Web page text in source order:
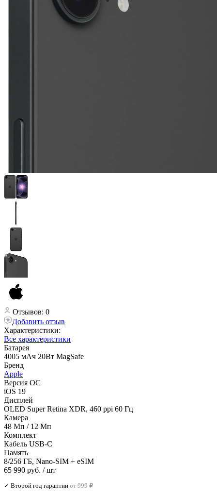
Отзывов: 0
Добавить отзыв
Характеристики:
Все характеристики
Батарея
4005 мАч 20Вт MagSafe
Бренд
Apple
Версия ОС
iOS 19
Дисплей
OLED Super Retina XDR, 460 ppi 60 Гц
Камера
48 Мп / 12 Мп
Комплект
Кабель USB-C
Память
8/256 ГБ, Nano-SIM + eSIM
65 990 руб. / шт
✓ Второй год гарантии от 999 ₽